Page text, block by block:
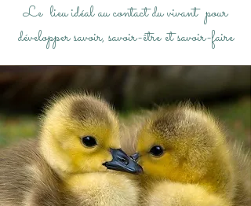
Le lieu idéal au contact du vivantpour
développer savoir, savoir-être et savoir-faire